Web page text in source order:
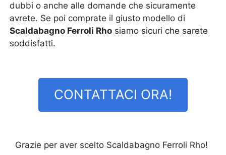
dubbi o anche alle domande che sicuramente
avrete. Se poi comprate il giusto modello di
Scaldabagno Ferroli Rho siamo sicuri che sarete
soddisfatti.
CONTATTACI ORA!
Grazie per aver scelto Scaldabagno Ferroli Rho!